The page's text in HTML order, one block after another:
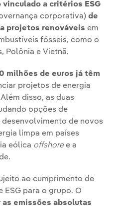
a critérios ESG
corporativa) de
projetos renováveis em
fósseis, como o
Polônia e Vietnã.
milhões de euros já têm
projetos de energia
disso, as duas
opções de
de novos
limpa em países
eólica offshoree a
ao cumprimento de
ESG para o grupo. O
as emissões absolutas